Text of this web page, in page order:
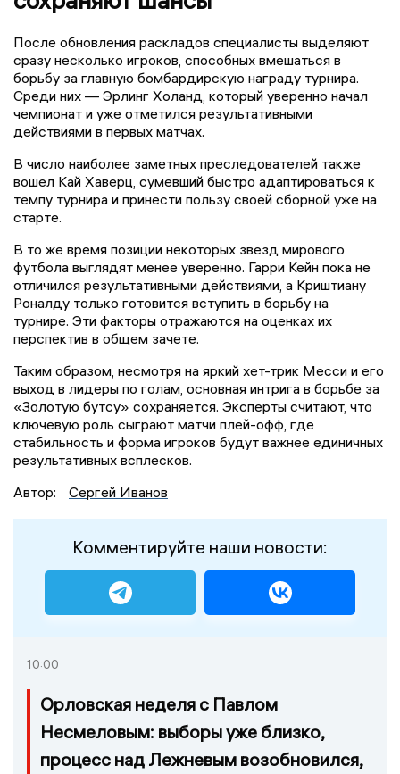
После обновления раскладов специалисты выделяют
сразу несколько игроков, способных вмешаться в
борьбу за главную бомбардирскую награду турнира.
Среди них — Эрлинг Холанд, который уверенно начал
чемпионат и уже отметился результативными
действиями в первых матчах.
В число наиболее заметных преследователей также
вошел Кай Хаверц, сумевший быстро адаптироваться к
темпу турнира и принести пользу своей сборной уже на
старте.
В то же время позиции некоторых звезд мирового
футбола выглядят менее уверенно. Гарри Кейн пока не
отличился результативными действиями, а Криштиану
Роналду только готовится вступить в борьбу на
турнире. Эти факторы отражаются на оценках их
перспектив в общем зачете.
Таким образом, несмотря на яркий хет-трик Месси и его
выход в лидеры по голам, основная интрига в борьбе за
«Золотую бутсу» сохраняется. Эксперты считают, что
ключевую роль сыграют матчи плей-офф, где
стабильность и форма игроков будут важнее единичных
результативных всплесков.
Автор:
Сергей Иванов
Комментируйте наши новости:
10:00
Орловская неделя с Павлом
Несмеловым: выборы уже близко,
процесс над Лежневым возобновился,